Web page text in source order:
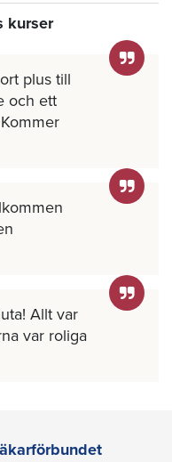
kurser
plus till
och ett
Allt var
var roliga